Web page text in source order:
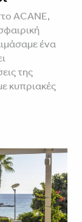
ACANE,
ένα
της
κυπριακές